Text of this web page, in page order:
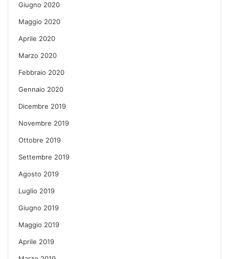
Giugno 2020
Maggio 2020
Aprile 2020
Marzo 2020
Febbraio 2020
Gennaio 2020
Dicembre 2019
Novembre 2019
Ottobre 2019
Settembre 2019
Agosto 2019
Luglio 2019
Giugno 2019
Maggio 2019
Aprile 2019